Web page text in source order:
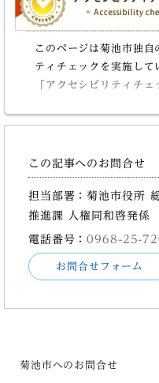
このページは菊池市独自
ティチェックを実施して
「アクセシビリティチ
この記事へのお問合せ
担当部署：菊池市役所
推進課 人権同和啓発係
電話番号：0968-25-
お問合せフォーム
菊池市へのお問合せ